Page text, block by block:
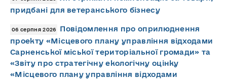
придбані для ветеранського бізнесу
06 серпня 2026
Повідомлення про оприлюднення
проекту «Місцевого плану управління відходами
Сарненської міської територіальної громади» та
«Звіту про стратегічну екологічну оцінку
«Місцевого плану управління відходами